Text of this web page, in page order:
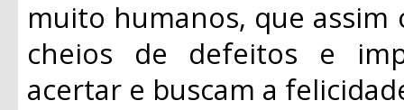
muito humanos, que
cheios de defeitos e
acertar e buscam a